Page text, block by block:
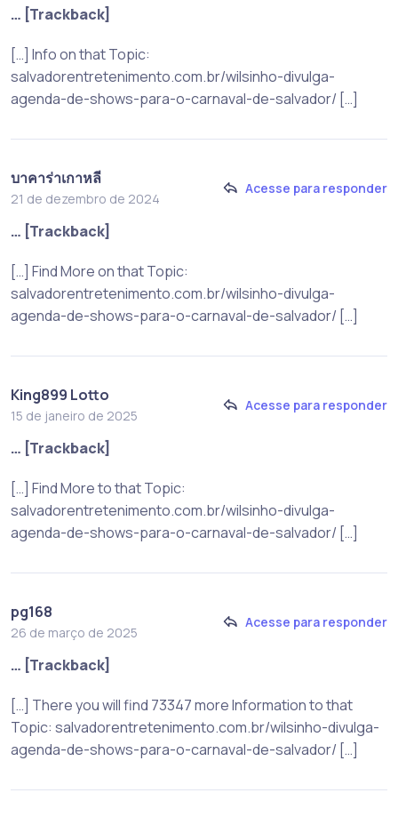
… [Trackback]
[…] Info on that Topic:
salvadorentretenimento.com.br/wilsinho-divulga-
agenda-de-shows-para-o-carnaval-de-salvador/ […]
บาคาร่าเกาหลี
21 de dezembro de 2024
Acesse para responder
… [Trackback]
[…] Find More on that Topic:
salvadorentretenimento.com.br/wilsinho-divulga-
agenda-de-shows-para-o-carnaval-de-salvador/ […]
King899 Lotto
15 de janeiro de 2025
Acesse para responder
… [Trackback]
[…] Find More to that Topic:
salvadorentretenimento.com.br/wilsinho-divulga-
agenda-de-shows-para-o-carnaval-de-salvador/ […]
pg168
26 de março de 2025
Acesse para responder
… [Trackback]
[…] There you will find 73347 more Information to that
Topic: salvadorentretenimento.com.br/wilsinho-divulga-
agenda-de-shows-para-o-carnaval-de-salvador/ […]